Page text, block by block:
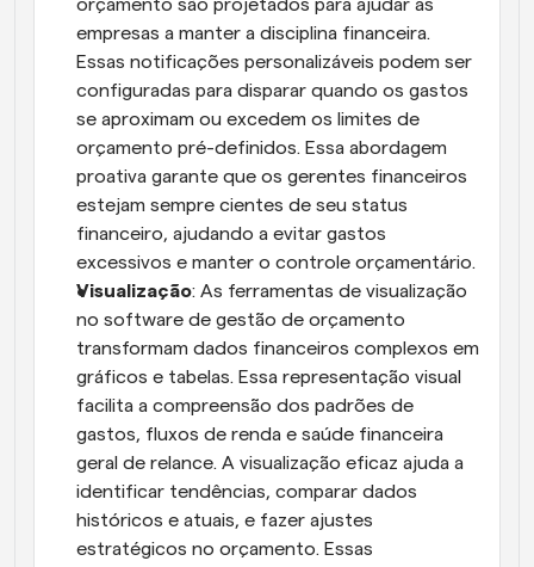
orçamento são projetados para ajudar as
empresas a manter a disciplina financeira.
Essas notificações personalizáveis podem ser
configuradas para disparar quando os gastos
se aproximam ou excedem os limites de
orçamento pré-definidos. Essa abordagem
proativa garante que os gerentes financeiros
estejam sempre cientes de seu status
financeiro, ajudando a evitar gastos
excessivos e manter o controle orçamentário.
Visualização: As ferramentas de visualização
no software de gestão de orçamento
transformam dados financeiros complexos em
gráficos e tabelas. Essa representação visual
facilita a compreensão dos padrões de
gastos, fluxos de renda e saúde financeira
geral de relance. A visualização eficaz ajuda a
identificar tendências, comparar dados
históricos e atuais, e fazer ajustes
estratégicos no orçamento. Essas